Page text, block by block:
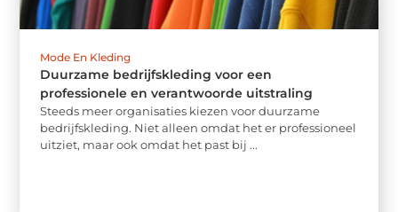
Mode En Kleding
Duurzame bedrijfskleding voor een
professionele en verantwoorde uitstraling
Steeds meer organisaties kiezen voor duurzame
bedrijfskleding. Niet alleen omdat het er professioneel
uitziet, maar ook omdat het past bij ...